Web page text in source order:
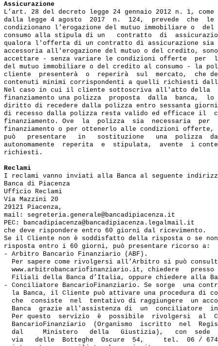
Assicurazione
L’art. 28 del decreto legge 24 gennaio 2012 n. 1,
dalla legge 4 agosto  2017  n.  124,  prevede  che  le
condizionano l'erogazione del mutuo immobiliare o
consumo alla stipula di un   contratto  di
qualora l'offerta di un contratto di assicurazione sia
accessoria all'erogazione del mutuo o del credito,
accettare - senza variare le condizioni offerte  per
del mutuo immobiliare o del credito al consumo - la
cliente  presenterà  o  reperirà  sul  mercato,  che
contenuti minimi corrispondenti a quelli richiesti
Nel caso in cui il cliente sottoscriva all'atto della
finanziamento una polizza  proposta  dalla  banca,
diritto di recedere dalla polizza entro sessanta
di recesso dalla polizza resta valido ed efficace il
finanziamento. Ove  la  polizza  sia  necessaria
finanziamento o per ottenerlo alle condizioni
può   presentare   in   sostituzione   una  polizza
autonomamente  reperita  e  stipulata,  avente  i
richiesti.
Reclami
I reclami vanno inviati alla Banca al seguente
Banca di Piacenza
Ufficio Reclami
Via Mazzini 20
29121 Piacenza,
mail: segreteria.generale@bancadipiacenza.it
PEC: bancadipiacenza@bancadipiacenza.legalmail.it
che deve rispondere entro 60 giorni dal ricevimento.
Se il Cliente non è soddisfatto della risposta o se
risposta entro i 60 giorni, può presentare ricorso a:
- Arbitro Bancario Finanziario (ABF).
Per sapere come rivolgersi all’Arbitro si può
www.arbitrobancariofinanziario.it, chiedere   presso
Filiali della Banca d’Italia, oppure chiedere alla
- Conciliatore BancarioFinanziario. Se sorge  una
la Banca, il Cliente può attivare una procedura di
che  consiste  nel  tentativo di raggiungere  un
Banca  grazie all'assistenza di  un  conciliatore
Per questo  servizio  è  possibile  rivolgersi  al
BancarioFinanziario  (Organismo  iscritto  nel
dal     Ministero   della   Giustizia),   con  sede
via   delle  Botteghe  Oscure  54,     tel.  06 /